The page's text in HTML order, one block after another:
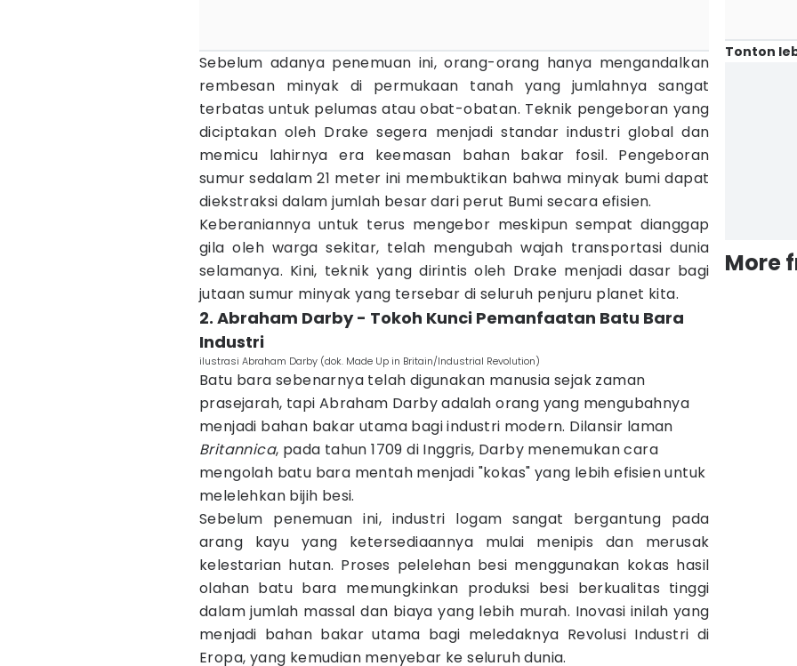
Sebelum adanya penemuan ini, orang-orang hanya mengandalkan
rembesan minyak di permukaan tanah yang jumlahnya sangat
terbatas untuk pelumas atau obat-obatan. Teknik pengeboran yang
diciptakan oleh Drake segera menjadi standar industri global dan
memicu lahirnya era keemasan bahan bakar fosil. Pengeboran
sumur sedalam 21 meter ini membuktikan bahwa minyak bumi dapat
diekstraksi dalam jumlah besar dari perut Bumi secara efisien.
Keberaniannya untuk terus mengebor meskipun sempat dianggap
gila oleh warga sekitar, telah mengubah wajah transportasi dunia
selamanya. Kini, teknik yang dirintis oleh Drake menjadi dasar bagi
jutaan sumur minyak yang tersebar di seluruh penjuru planet kita.
2. Abraham Darby - Tokoh Kunci Pemanfaatan Batu Bara
Industri
ilustrasi Abraham Darby (dok. Made Up in Britain/Industrial Revolution)
Batu bara sebenarnya telah digunakan manusia sejak zaman
prasejarah, tapi Abraham Darby adalah orang yang mengubahnya
menjadi bahan bakar utama bagi industri modern. Dilansir laman
Britannica, pada tahun 1709 di Inggris, Darby menemukan cara
mengolah batu bara mentah menjadi "kokas" yang lebih efisien untuk
melelehkan bijih besi.
Sebelum penemuan ini, industri logam sangat bergantung pada
arang kayu yang ketersediaannya mulai menipis dan merusak
kelestarian hutan. Proses pelelehan besi menggunakan kokas hasil
olahan batu bara memungkinkan produksi besi berkualitas tinggi
dalam jumlah massal dan biaya yang lebih murah. Inovasi inilah yang
menjadi bahan bakar utama bagi meledaknya Revolusi Industri di
Eropa, yang kemudian menyebar ke seluruh dunia.
Tonton
More